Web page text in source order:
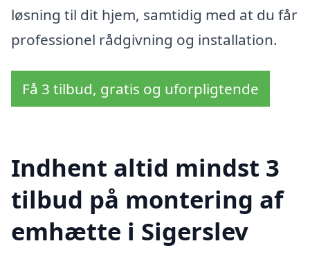
løsning til dit hjem, samtidig med at du får
professionel rådgivning og installation.
Få 3 tilbud, gratis og uforpligtende
Indhent altid mindst 3
tilbud på montering af
emhætte i Sigerslev